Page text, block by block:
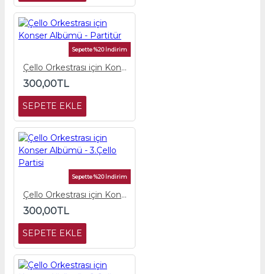
Sepette %20 İndirim
Çello Orkestrası için Konser Albümü - Partitür
300,00TL
SEPETE EKLE
Sepette %20 İndirim
Çello Orkestrası için Konser Albümü - 3.Çello Partisi
300,00TL
SEPETE EKLE